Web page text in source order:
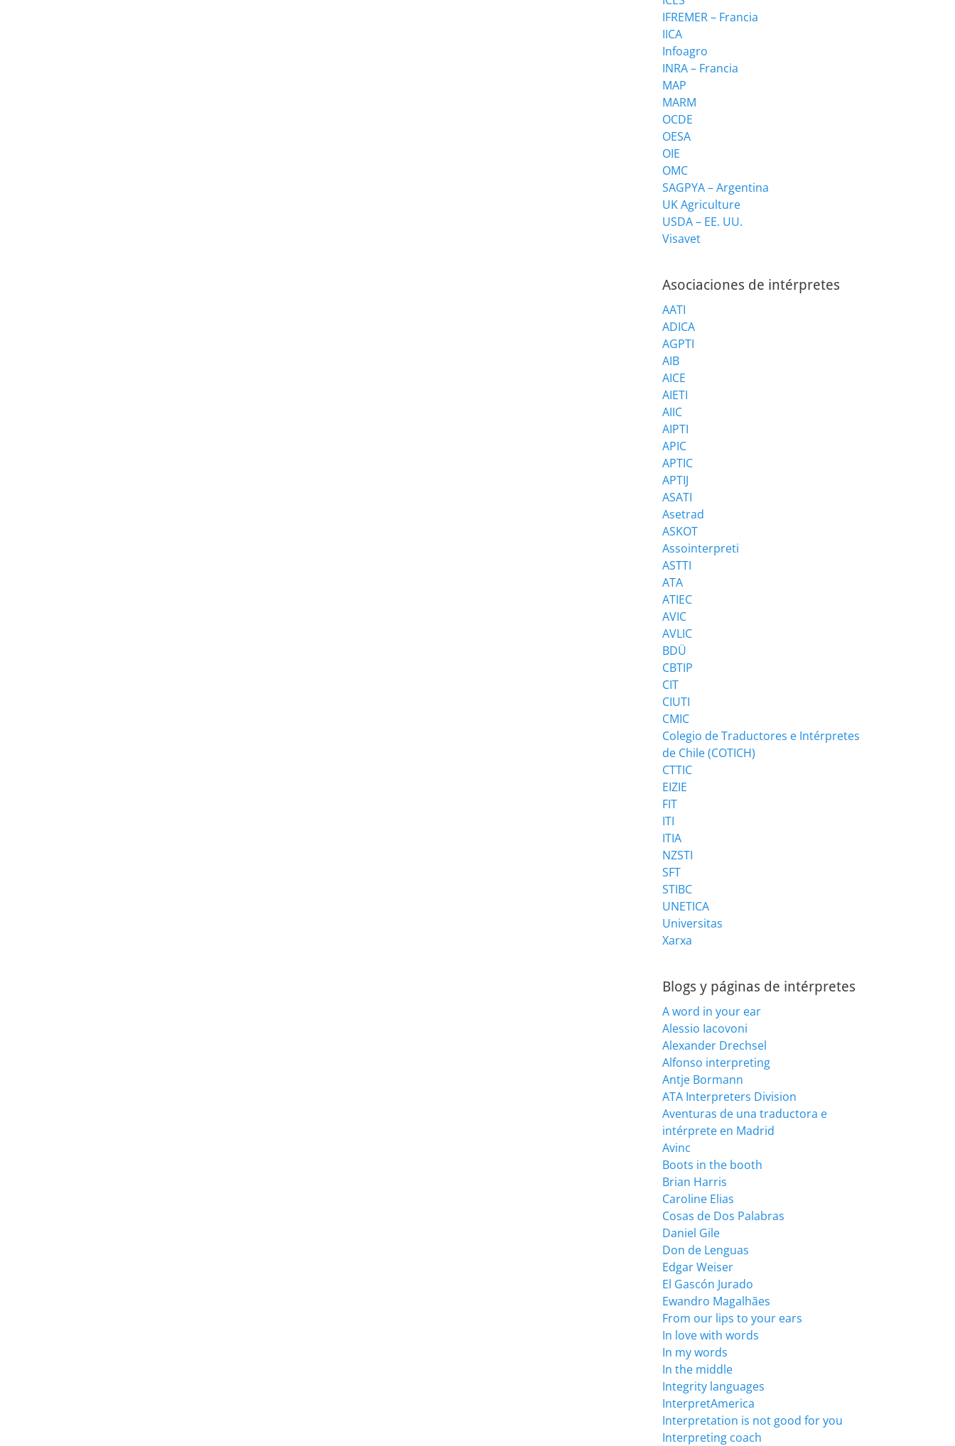
IFREMER – Francia
IICA
Infoagro
INRA – Francia
MAP
MARM
OCDE
OESA
OIE
OMC
SAGPYA – Argentina
UK Agriculture
USDA – EE. UU.
Visavet
Asociaciones de intérpretes
AATI
ADICA
AGPTI
AIB
AICE
AIETI
AIIC
AIPTI
APIC
APTIC
APTIJ
ASATI
Asetrad
ASKOT
Assointerpreti
ASTTI
ATA
ATIEC
AVIC
AVLIC
BDÜ
CBTIP
CIT
CIUTI
CMIC
Colegio de Traductores e Intérpretes
de Chile (COTICH)
CTTIC
EIZIE
FIT
ITI
ITIA
NZSTI
SFT
STIBC
UNETICA
Universitas
Xarxa
Blogs y páginas de intérpretes
A word in your ear
Alessio Iacovoni
Alexander Drechsel
Alfonso interpreting
Antje Bormann
ATA Interpreters Division
Aventuras de una traductora e
intérprete en Madrid
Avinc
Boots in the booth
Brian Harris
Caroline Elias
Cosas de Dos Palabras
Daniel Gile
Don de Lenguas
Edgar Weiser
El Gascón Jurado
Ewandro Magalhães
From our lips to your ears
In love with words
In my words
In the middle
Integrity languages
InterpretAmerica
Interpretation is not good for you
Interpreting coach